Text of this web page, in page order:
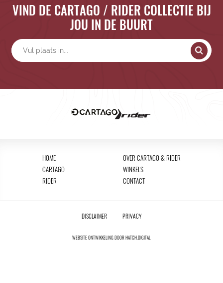
VIND DE CARTAGO / RIDER COLLECTIE BIJ
JOU IN DE BUURT
HOME
CARTAGO
RIDER
OVER CARTAGO & RIDER
WINKELS
CONTACT
DISCLAIMER PRIVACY
WEBSITE ONTWIKKELING DOORHATCH.DIGITAL